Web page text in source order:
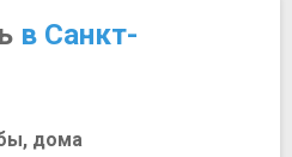
в Санкт-
дома